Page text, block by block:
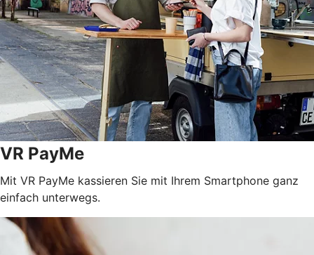
VR PayMe
Mit VR PayMe kassieren Sie mit Ihrem Smartphone ganz
einfach unterwegs.